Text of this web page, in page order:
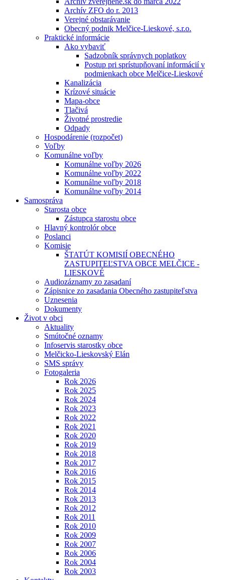
Archív ZFO do r. 2013
Verejné obstarávanie
Obecný podnik Melčice-Lieskové, s.r.o.
Praktické informácie
Ako vybaviť
Sadzobník správnych poplatkov
Postup pri sprístupňovaní informácií v
podmienkach obce Melčice-Lieskové
Kanalizácia
Krízové situácie
Mapa-obce
Tlačivá
Životné prostredie
Odpady
Hospodárenie (rozpočet)
Voľby
Komunálne voľby
Komunálne voľby 2026
Komunálne voľby 2022
Komunálne voľby 2018
Komunálne voľby 2014
Samospráva
Starosta obce
Zástupca starostu obce
Hlavný kontrolór obce
Poslanci
Komisie
ŠTATÚT KOMISIÍ OBECNÉHO
ZASTUPITEĽSTVA OBCE MELČICE -
LIESKOVÉ
Audiozáznamy zo zasadaní
Zápisnice zo zasadania Obecného zastupiteľstva
Uznesenia
Dokumenty
Život v obci
Aktuality
Smútočné oznamy
Infoservis starostky obce
Melčicko-Lieskovský Elán
SMS správy
Fotogaleria
Rok 2026
Rok 2025
Rok 2024
Rok 2023
Rok 2022
Rok 2021
Rok 2020
Rok 2019
Rok 2018
Rok 2017
Rok 2016
Rok 2015
Rok 2014
Rok 2013
Rok 2012
Rok 2011
Rok 2010
Rok 2009
Rok 2007
Rok 2006
Rok 2004
Rok 2003